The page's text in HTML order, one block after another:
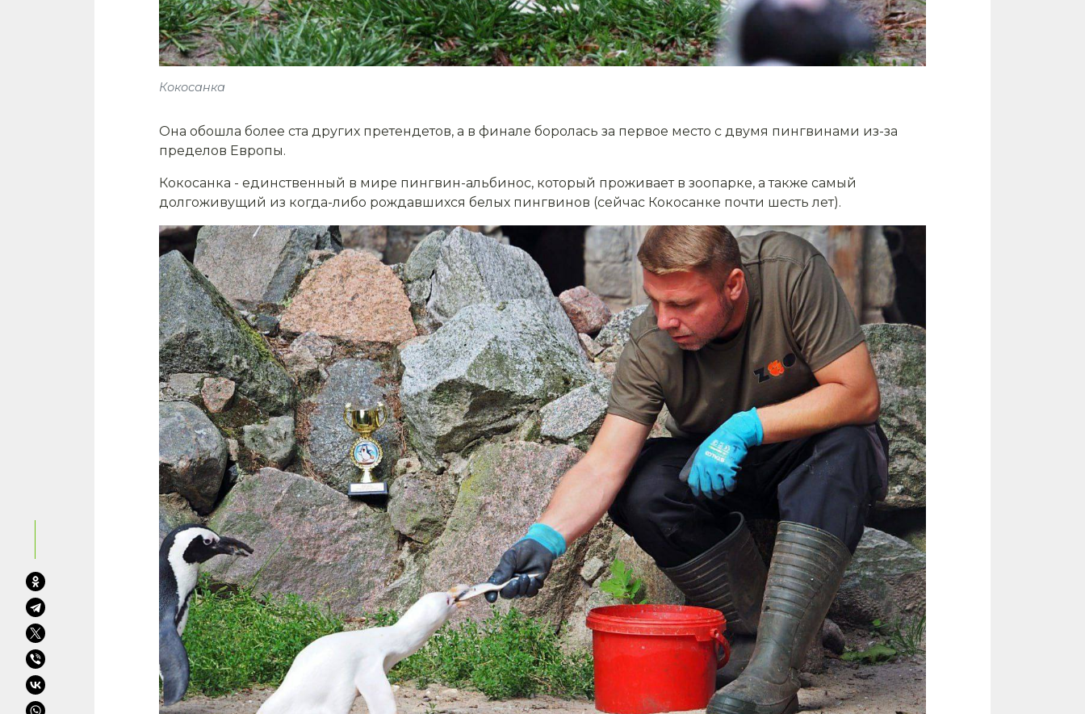
Кокосанка
Она обошла более ста других претендетов, а в финале боролась за первое место с двумя пингвинами из-за
пределов Европы.
Кокосанка - единственный в мире пингвин-альбинос, который проживает в зоопарке, а также самый
долгоживущий из когда-либо рождавшихся белых пингвинов (сейчас Кокосанке почти шесть лет).